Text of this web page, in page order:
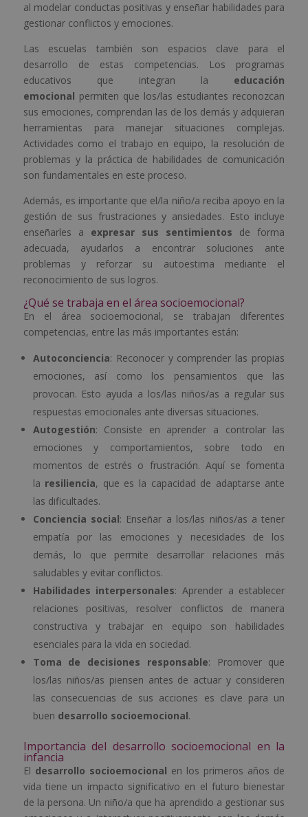
al modelar conductas positivas y enseñar habilidades para
gestionar conflictos y emociones.
Las escuelas también son espacios clave para el
desarrollo de estas competencias. Los programas
educativos que integran la educación
emocional permiten que los/las estudiantes reconozcan
sus emociones, comprendan las de los demás y adquieran
herramientas para manejar situaciones complejas.
Actividades como el trabajo en equipo, la resolución de
problemas y la práctica de habilidades de comunicación
son fundamentales en este proceso.
Además, es importante que el/la niño/a reciba apoyo en la
gestión de sus frustraciones y ansiedades. Esto incluye
enseñarles a expresar sus sentimientos de forma
adecuada, ayudarlos a encontrar soluciones ante
problemas y reforzar su autoestima mediante el
reconocimiento de sus logros.
¿Qué se trabaja en el área socioemocional?
En el área socioemocional, se trabajan diferentes
competencias, entre las más importantes están:
Autoconciencia: Reconocer y comprender las propias
emociones, así como los pensamientos que las
provocan. Esto ayuda a los/las niños/as a regular sus
respuestas emocionales ante diversas situaciones.
Autogestión: Consiste en aprender a controlar las
emociones y comportamientos, sobre todo en
momentos de estrés o frustración. Aquí se fomenta
la resiliencia, que es la capacidad de adaptarse ante
las dificultades.
Conciencia social: Enseñar a los/las niños/as a tener
empatía por las emociones y necesidades de los
demás, lo que permite desarrollar relaciones más
saludables y evitar conflictos.
Habilidades interpersonales: Aprender a establecer
relaciones positivas, resolver conflictos de manera
constructiva y trabajar en equipo son habilidades
esenciales para la vida en sociedad.
Toma de decisiones responsable: Promover que
los/las niños/as piensen antes de actuar y consideren
las consecuencias de sus acciones es clave para un
buen desarrollo socioemocional.
Importancia del desarrollo socioemocional en la
infancia
El desarrollo socioemocional en los primeros años de
vida tiene un impacto significativo en el futuro bienestar
de la persona. Un niño/a que ha aprendido a gestionar sus